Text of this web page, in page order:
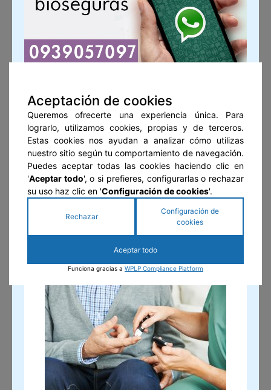
Boletín de Noticias
GUÍA DEL ADULTO MAYOR
Aceptación de cookies
Queremos ofrecerte una experiencia única. Para
lograrlo, utilizamos cookies, propias y de terceros.
Estas cookies nos ayudan a analizar cómo utilizas
nuestro sitio según tu comportamiento de navegación.
Puedes aceptar todas las cookies haciendo clic en
'Aceptar todo', o si prefieres, configurarlas o rechazar
su uso haz clic en 'Configuración de cookies'.
Rechazar
Configuración de
cookies
Aceptar todo
Funciona gracias a WPLP Compliance Platform